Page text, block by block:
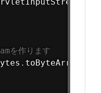
を作ります
. toByteArray